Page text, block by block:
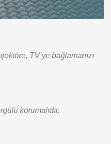
TV’ye bağlamanızı
korumalıdır.